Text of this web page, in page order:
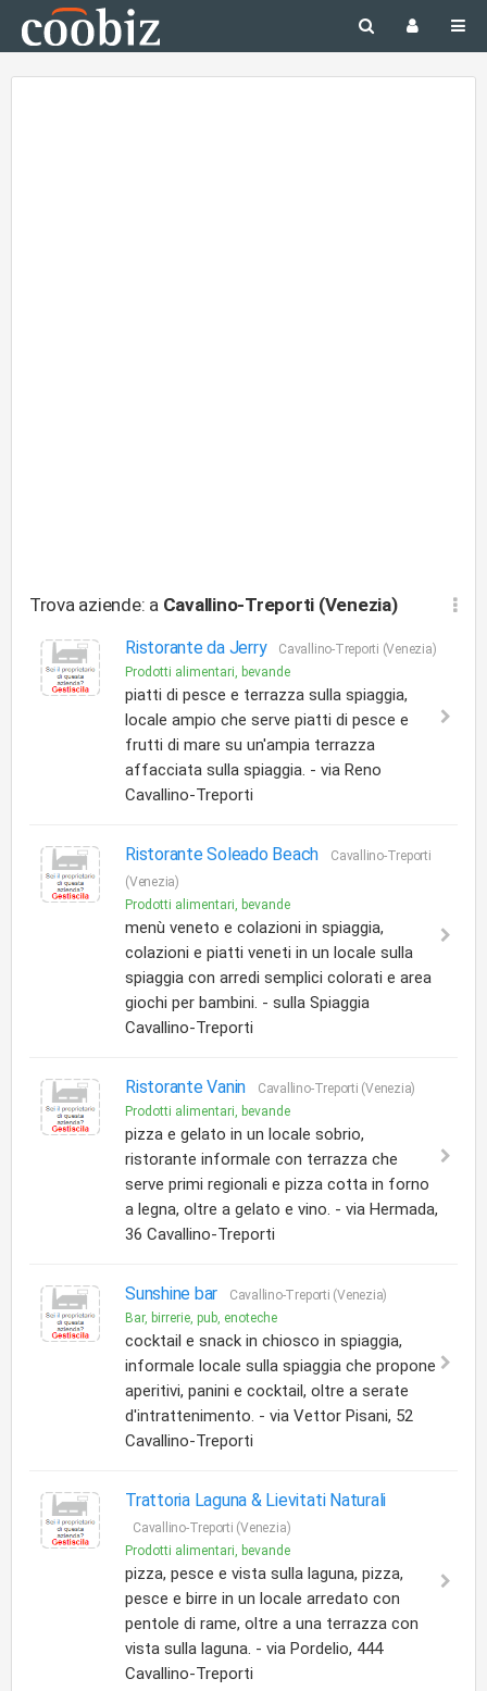
Trova aziende: a Cavallino-Treporti (Venezia)
Ristorante da Jerry
Cavallino-Treporti (Venezia)
Prodotti alimentari, bevande
piatti di pesce e terrazza sulla spiaggia,
locale ampio che serve piatti di pesce e
frutti di mare su un'ampia terrazza
affacciata sulla spiaggia. - via Reno
Cavallino-Treporti
Ristorante Soleado Beach
Cavallino-Treporti
(Venezia)
Prodotti alimentari, bevande
menù veneto e colazioni in spiaggia,
colazioni e piatti veneti in un locale sulla
spiaggia con arredi semplici colorati e area
giochi per bambini. - sulla Spiaggia
Cavallino-Treporti
Ristorante Vanin
Cavallino-Treporti (Venezia)
Prodotti alimentari, bevande
pizza e gelato in un locale sobrio,
ristorante informale con terrazza che
serve primi regionali e pizza cotta in forno
a legna, oltre a gelato e vino. - via Hermada,
36 Cavallino-Treporti
Sunshine bar
Cavallino-Treporti (Venezia)
Bar, birrerie, pub, enoteche
cocktail e snack in chiosco in spiaggia,
informale locale sulla spiaggia che propone
aperitivi, panini e cocktail, oltre a serate
d'intrattenimento. - via Vettor Pisani, 52
Cavallino-Treporti
Trattoria Laguna & Lievitati Naturali
Cavallino-Treporti (Venezia)
Prodotti alimentari, bevande
pizza, pesce e vista sulla laguna, pizza,
pesce e birre in un locale arredato con
pentole di rame, oltre a una terrazza con
vista sulla laguna. - via Pordelio, 444
Cavallino-Treporti